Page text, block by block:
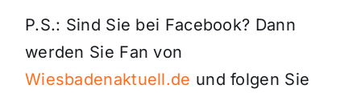
P.S.: Sind Sie bei Facebook? Dann
werden Sie Fan von
Wiesbadenaktuell.de und folgen Sie